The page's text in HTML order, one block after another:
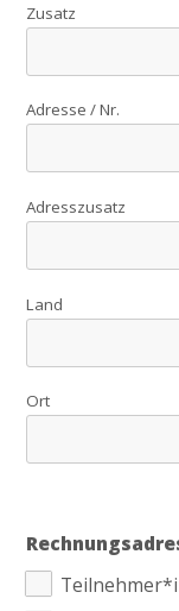
Zusatz
Adresse / Nr.
Adresszusatz
Land
Ort